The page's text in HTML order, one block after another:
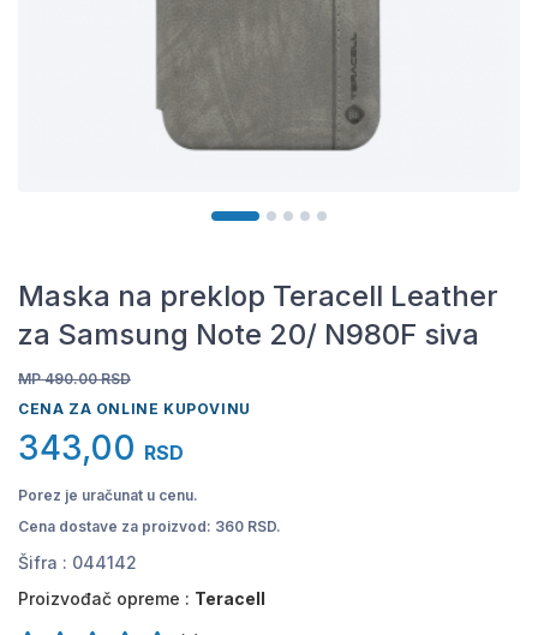
Maska na preklop Teracell Leather
za Samsung Note 20/ N980F siva
MP 490.00 RSD
CENA ZA ONLINE KUPOVINU
343,00 RSD
Porez je uračunat u cenu.
Cena dostave za proizvod: 360 RSD.
Šifra : 044142
Proizvođač opreme : Teracell